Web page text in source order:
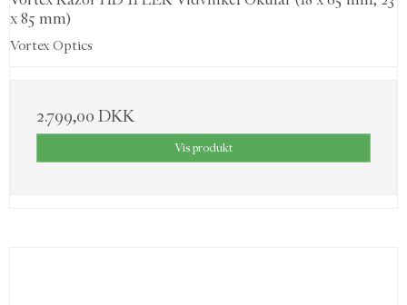
x 85 mm)
Vortex Optics
2.799,00 DKK
Vis produkt